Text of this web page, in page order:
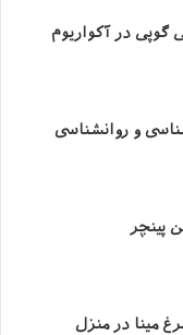
سایز گربه در کتاب
گوپی در آکواریوم
و روانشناسی
پینچر
مینا در منزل